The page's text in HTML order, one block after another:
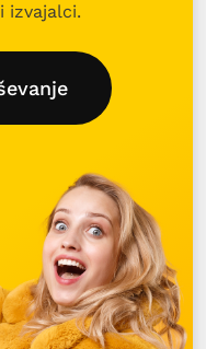
izvajalci.